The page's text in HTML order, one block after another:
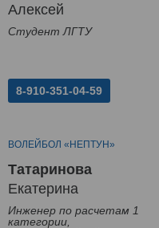
Алексей
Студент ЛГТУ
8-910-351-04-59
ВОЛЕЙБОЛ «НЕПТУН»
Татаринова
Екатерина
Инженер по расчетам 1
категории,